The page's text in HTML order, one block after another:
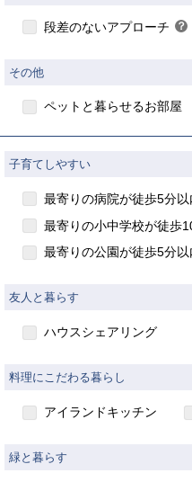
段差のないアプローチ ？
その他
ペットと暮らせるお部屋
子育てしやすい
最寄りの病院が徒歩5分以
最寄りの小中学校が徒歩
最寄りの公園が徒歩5分以
友人と暮らす
ハウスシェアリング
料理にこだわる暮らし
アイランドキッチン
緑と暮らす
【ご入居要件あり】
【ご入居要件あり】